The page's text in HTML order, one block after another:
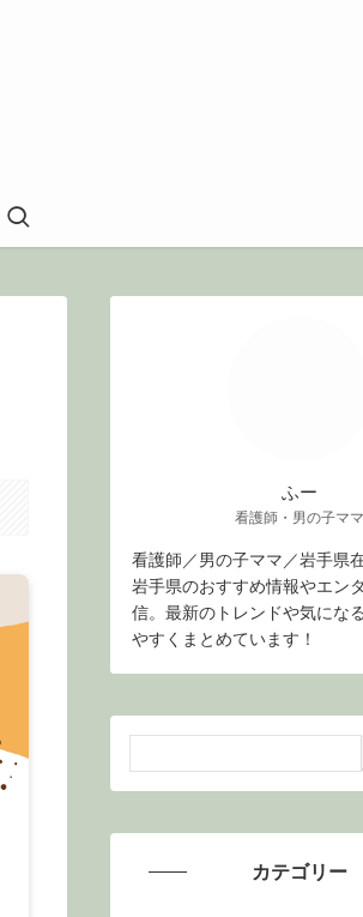
ふー
看護師・男の子ママ
看護師／男の子ママ／岩手県
岩手県のおすすめ情報やエン
信。最新のトレンドや気にな
やすくまとめています！
カテゴリー